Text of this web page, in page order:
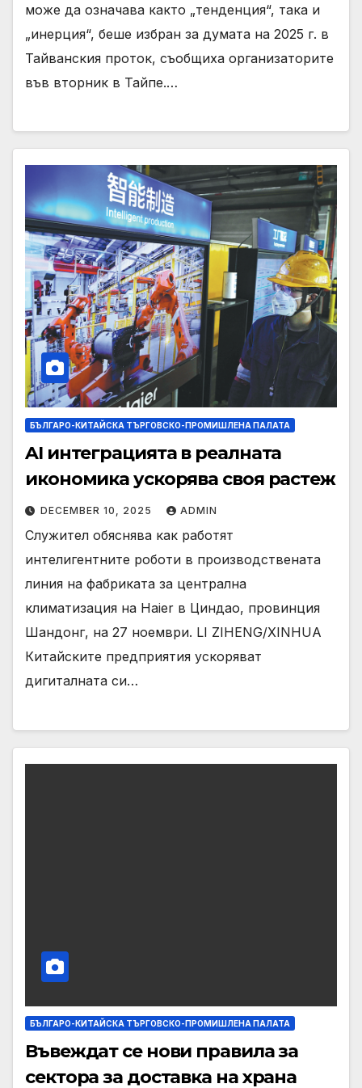
може да означава както „тенденция“, така и
„инерция“, беше избран за думата на 2025 г. в
Тайванския проток, съобщиха организаторите
във вторник в Тайпе.…
БЪЛГАРО-КИТАЙСКА ТЪРГОВСКО-ПРОМИШЛЕНА ПАЛАТА
AI интеграцията в реалната
икономика ускорява своя растеж
DECEMBER 10, 2025 ADMIN
Служител обяснява как работят
интелигентните роботи в производствената
линия на фабриката за централна
климатизация на Haier в Циндао, провинция
Шандонг, на 27 ноември. LI ZIHENG/XINHUA
Китайските предприятия ускоряват
дигиталната си…
БЪЛГАРО-КИТАЙСКА ТЪРГОВСКО-ПРОМИШЛЕНА ПАЛАТА
Въвеждат се нови правила за
сектора за доставка на храна